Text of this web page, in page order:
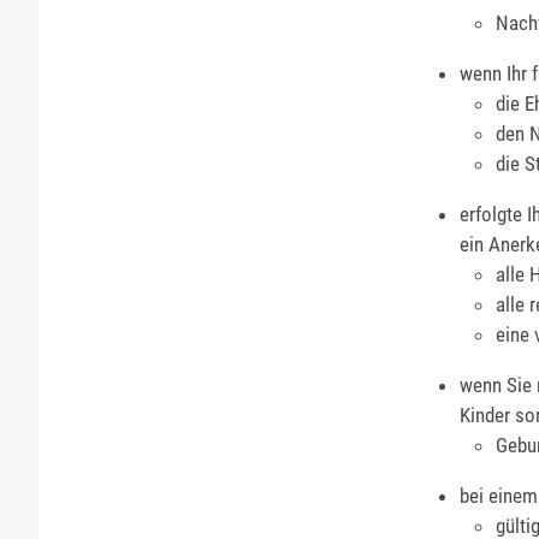
wenn Ihr
die
den
die
erfolgte
ein
alle
alle
eine
wenn Sie
Kinder
bei